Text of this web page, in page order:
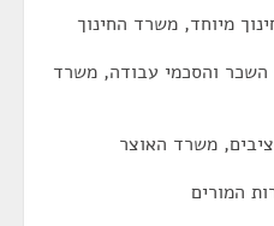
מיוחד, משרד החינוך
והסכמי עבודה, משרד
משרד האוצר
המורים